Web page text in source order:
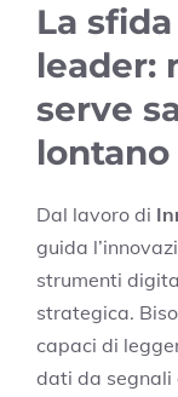
La
leader:
serve
lontano
Dal lavoro di
guida
strumenti
strategica.
capaci di
dati da segnali